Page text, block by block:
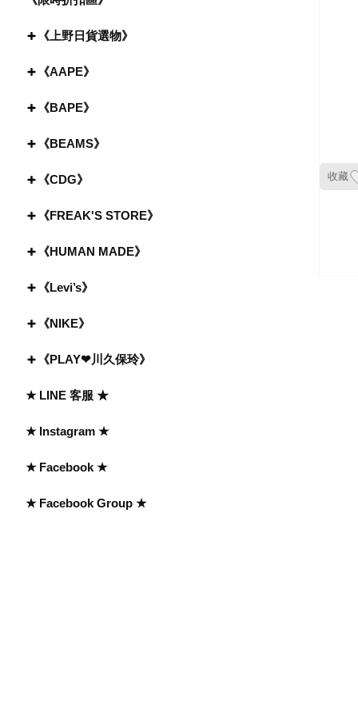
《上野日貨選物》
《AAPE》
《BAPE》
《BEAMS》
《CDG》
《FREAK'S STORE》
《HUMAN MADE》
《Levi’s》
《NIKE》
《PLAY❤川久保玲》
★ LINE 客服 ★
★ Instagram ★
★ Facebook ★
★ Facebook Group ★
收藏